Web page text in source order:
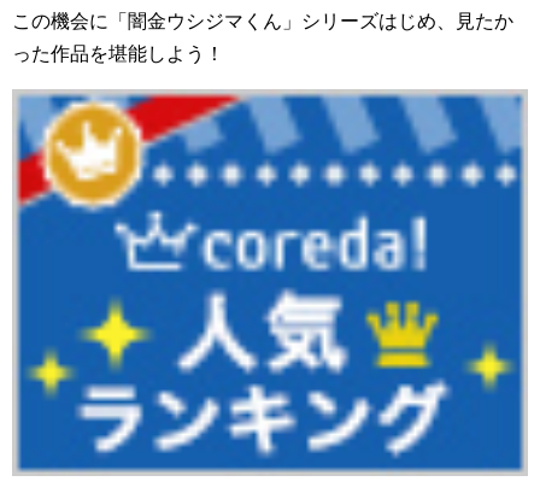
この機会に「闇金ウシジマくん」シリーズはじめ、見たか
った作品を堪能しよう！